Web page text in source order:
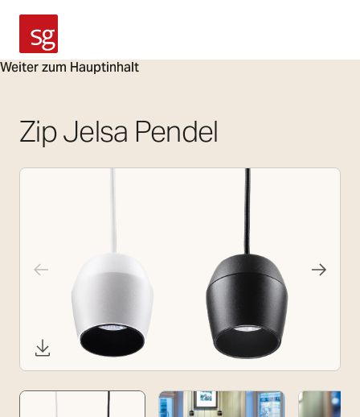
Weiter zum Hauptinhalt
SG Armaturen
Zip Jelsa Pendel